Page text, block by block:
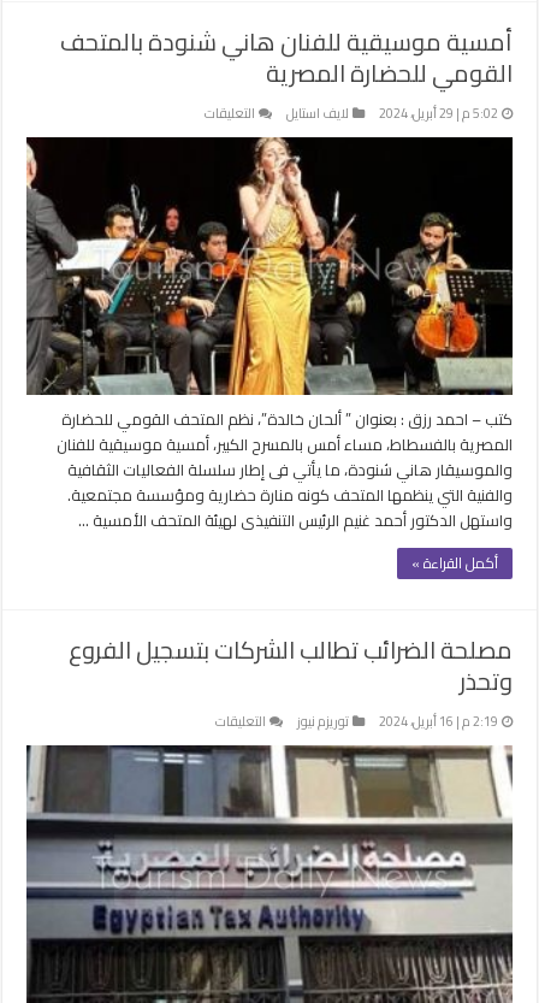
أمسية موسيقية للفنان هاني شنودة بالمتحف
القومي للحضارة المصرية
5:02 م | 29 أبريل، 2024 لايف استايل التعليقات
أمسية
هاني
شنودة
بالمتحف
القومي
للحضارة
المصرية
مغلقة
كتب – احمد رزق : بعنوان ” ألحان خالدة”، نظم المتحف القومي للحضارة
المصرية بالفسطاط، مساء أمس بالمسرح الكبير، أمسية موسيقية للفنان
والموسيقار هاني شنودة، ما يأتي فى إطار سلسلة الفعاليات الثقافية
والفنية التي ينظمها المتحف كونه منارة حضارية ومؤسسة مجتمعية.
واستهل الدكتور أحمد غنيم الرئيس التنفيذى لهيئة المتحف الأمسية …
أكمل القراءة »
مصلحة الضرائب تطالب الشركات بتسجيل الفروع
وتحذر
2:19 م | 16 أبريل، 2024 توريزم نيوز التعليقات
مصلحة
الضرائب
الشركات
بتسجيل
الفروع
وتحذر
مغلقة